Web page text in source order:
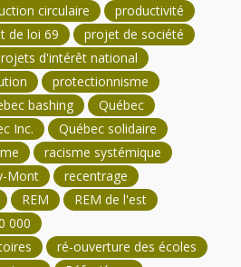
circulaire
productivité
de loi 69
projet de société
d'intérêt national
protectionnisme
bashing
Québec
Inc.
Québec solidaire
racisme systémique
Mont
recentrage
REM
REM de l'est
000
ré-ouverture des écoles